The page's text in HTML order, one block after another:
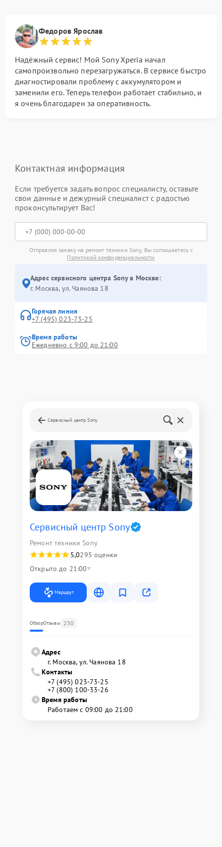
Федоров Ярослав
Надёжный сервис! Мой Sony Xperia начал
самопроизвольно перезагружаться. В сервисе быстро
диагностировали проблему с аккумулятором и
заменили его. Теперь телефон работает стабильно, и
я очень благодарен за оперативность.
Контактная информация
Если требуется задать вопрос специалисту, оставьте
свои данные и дежурный специалист с радостью
проконсультирует Вас!
Отправляя заявку на ремонт техники Sony, Вы соглашаетесь с
Политикой конфиденциальности
Адрес сервисного центра Sony в Москве:
г. Москва, ул. Чаянова 18
Горячая линия
+7 (495) 023-73-25
Время работы
Ежедневно с 9:00 до 21:00
Сервисный центр Sony
Сервисный центр Sony
Ремонт техники Sony
5,0295 оценки
Открыто до 21:00
Маршрут
ОбзорОтзывы 230
Адрес
г. Москва, ул. Чаянова 18
Контакты
+7 (495) 023-73-25
+7 (800) 100-33-26
Время работы
Работаем с 09:00 до 21:00